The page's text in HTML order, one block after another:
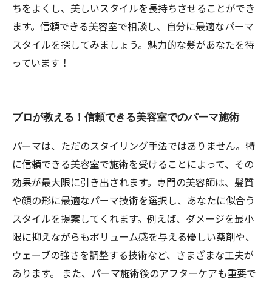
ちをよくし、美しいスタイルを長持ちさせることができ
ます。信頼できる美容室で相談し、自分に最適なパーマ
スタイルを探してみましょう。魅力的な髪があなたを待
っています！
プロが教える！信頼できる美容室でのパーマ施術
パーマは、ただのスタイリング手法ではありません。特
に信頼できる美容室で施術を受けることによって、その
効果が最大限に引き出されます。専門の美容師は、髪質
や顔の形に最適なパーマ技術を選択し、あなたに似合う
スタイルを提案してくれます。例えば、ダメージを最小
限に抑えながらもボリューム感を与える優しい薬剤や、
ウェーブの強さを調整する技術など、さまざまな工夫が
あります。 また、パーマ施術後のアフターケアも重要で